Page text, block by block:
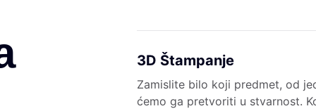
3D Štampanje
Zamislite bilo koji predmet, od
ćemo ga pretvoriti u stvarnost.